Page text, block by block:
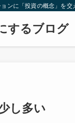
ンに「投資の概念」を交
するブログ
し多い